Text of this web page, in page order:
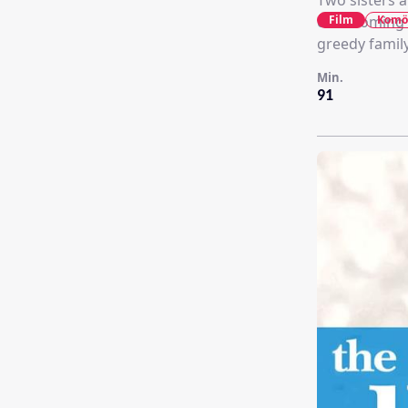
of
greedy
91
Min.
Film